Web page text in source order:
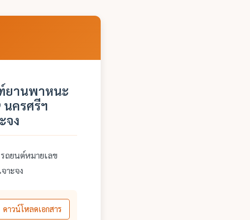
ยานพาหนะ
ครศรีฯ
จง
ถยนต์หมายเลข
าะจง
ดาวน์โหลดเอกสาร